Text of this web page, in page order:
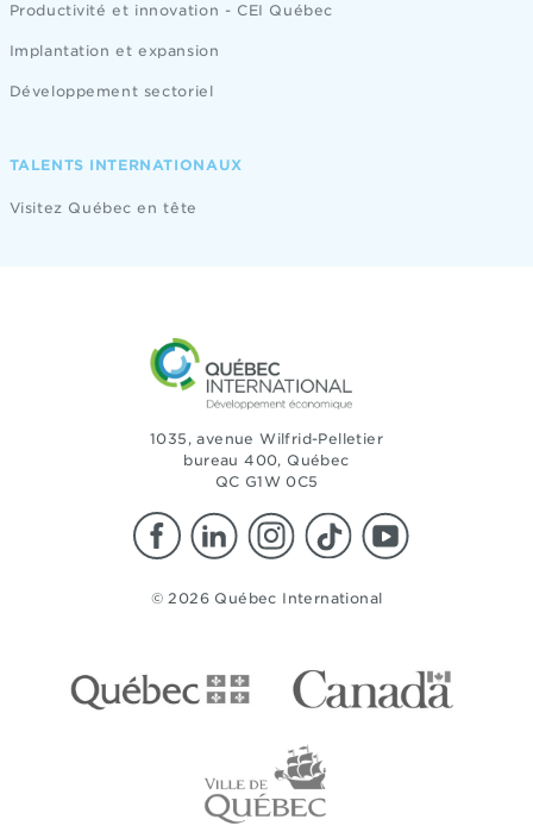
Productivité et innovation - CEI Québec
Implantation et expansion
Développement sectoriel
TALENTS INTERNATIONAUX
Visitez Québec en tête
1035, avenue Wilfrid-Pelletier
bureau 400, Québec
QC G1W 0C5
© 2026 Québec International